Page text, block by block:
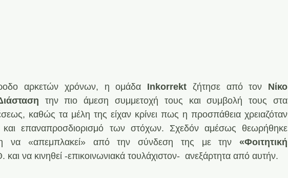
αρκετών χρόνων, η ομάδα Inkorrekt ζήτησε από τον Νίκο
την πιο άμεση συμμετοχή τους και συμβολή τους στα
καθώς τα μέλη της είχαν κρίνει πως η προσπάθεια χρειαζόταν
επαναπροσδιορισμό των στόχων. Σχεδόν αμέσως θεωρήθηκε
να «απεμπλακεί» από την σύνδεση της με την «Φοιτητική
να κινηθεί -επικοινωνιακά τουλάχιστον-  ανεξάρτητα από αυτήν.